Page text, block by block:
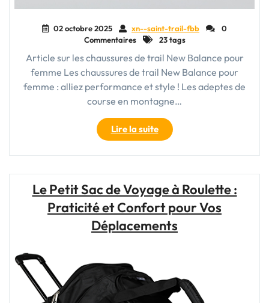
02 octobre 2025 xn--saint-trail-fbb
0
Commentaires
23 tags
Article sur les chaussures de trail New Balance pour
femme Les chaussures de trail New Balance pour
femme : alliez performance et style ! Les adeptes de
course en montagne…
Lire la suite"Découvrez
l’alliance
parfaite
et
de
style
avec
trail
New
Le Petit Sac de Voyage à Roulette :
Praticité et Confort pour Vos
Déplacements